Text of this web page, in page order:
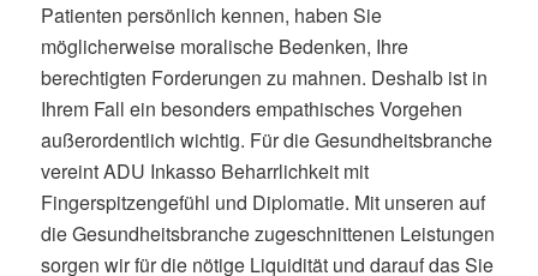
Patienten persönlich kennen, haben Sie
möglicherweise moralische Bedenken, Ihre
berechtigten Forderungen zu mahnen. Deshalb ist in
Ihrem Fall ein besonders empathisches Vorgehen
außerordentlich wichtig. Für die Gesundheitsbranche
vereint ADU Inkasso Beharrlichkeit mit
Fingerspitzengefühl und Diplomatie. Mit unseren auf
die Gesundheitsbranche zugeschnittenen Leistungen
sorgen wir für die nötige Liquidität und darauf das Sie